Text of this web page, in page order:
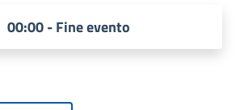
00:00 - Fine evento